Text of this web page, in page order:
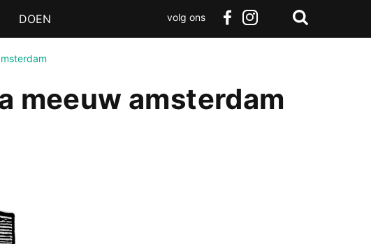
DOEN
volg ons
meeuw amsterdam
Zoeken
Terug